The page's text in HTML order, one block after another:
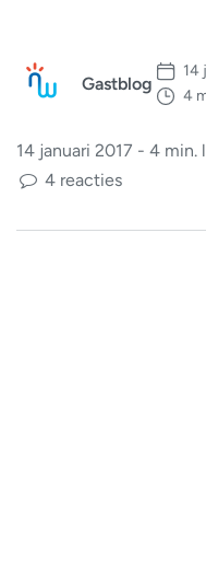
Gastblog
14
4
14 januari 2017 - 4 min.
4 reacties